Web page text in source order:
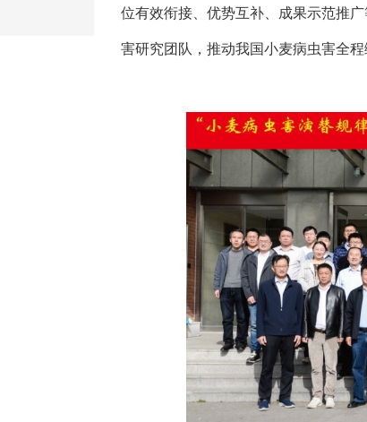
位有效衔接、优势互补、成果示范推
害研究团队，推动我国小麦病虫害全